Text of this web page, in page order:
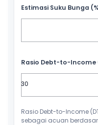
Estimasi Suku Bunga
Rasio Debt-to-Income
Rasio Debt-to-Income
sebagai acuan